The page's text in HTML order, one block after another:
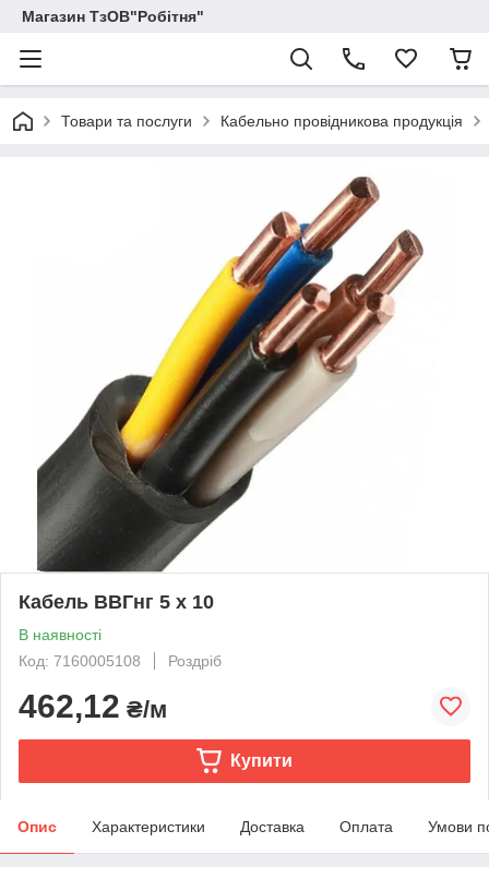
Магазин ТзОВ"Робітня"
Товари та послуги Кабельно провідникова продукція
Кабель ВВГнг 5 х 10
В наявності
Код: 7160005108
Роздріб
462,12 ₴/м
Купити
Опис Характеристики Доставка Оплата Умови